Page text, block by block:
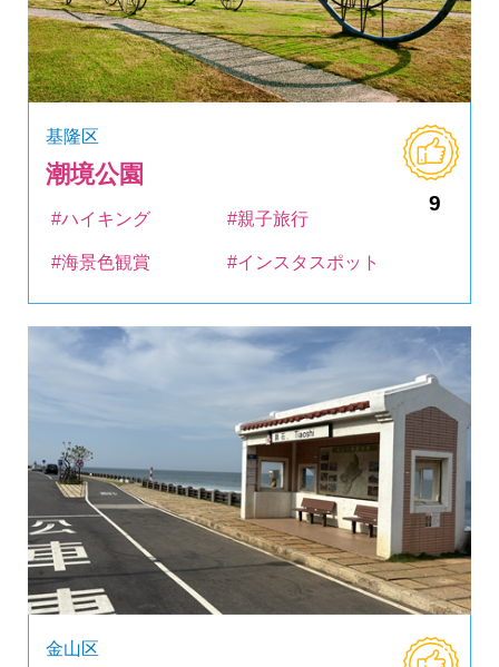
基隆区
潮境公園
9
#ハイキング #親子旅行
#海景色観賞 #インスタスポット
金山区